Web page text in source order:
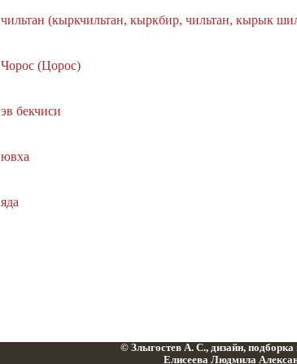
чильтан (кыркчильтан, кыркбир, чильтан, кырык
Чорос (Цорос)
эв бекчиси
ювха
яда
© Злыгостев А. С., дизайн,
Елисеева Людмила